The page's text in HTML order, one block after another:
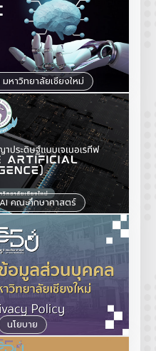
หาวิทยาลัยเชียงใหม่
คณะศึกษาศาสตร์
นโยบาย